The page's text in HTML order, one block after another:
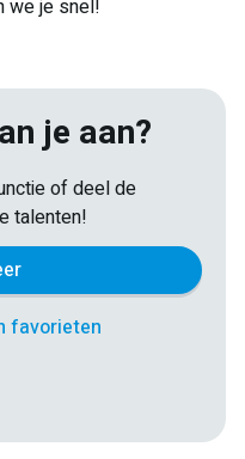
we je snel!
je aan?
of deel de
talenten!
favorieten